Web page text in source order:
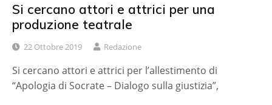
Si cercano attori e attrici per una
produzione teatrale
22 Ottobre 2019 Redazione
Si cercano attori e attrici per l’allestimento di
“Apologia di Socrate – Dialogo sulla giustizia”,